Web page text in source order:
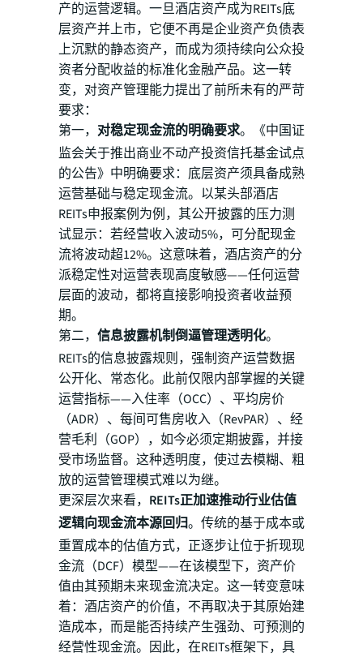
产的运营逻辑。一旦酒店资产成为REITs底
层资产并上市，它便不再是企业资产负债表
上沉默的静态资产，而成为须持续向公众投
资者分配收益的标准化金融产品。这一转
变，对资产管理能力提出了前所未有的严苛
要求：
第一， 对稳定现金流的明确要求。《中国证
监会关于推出商业不动产投资信托基金试点
的公告》中明确要求：底层资产须具备成熟
运营基础与稳定现金流。以某头部酒店
REITs申报案例为例，其公开披露的压力测
试显示：若经营收入波动5%，可分配现金
流将波动超12%。这意味着，酒店资产的分
派稳定性对运营表现高度敏感——任何运营
层面的波动，都将直接影响投资者收益预
期。
第二， 信息披露机制倒逼管理透明化。
REITs的信息披露规则，强制资产运营数据
公开化、常态化。此前仅限内部掌握的关键
运营指标——入住率（OCC）、平均房价
（ADR）、每间可售房收入（RevPAR）、经
营毛利（GOP），如今必须定期披露，并接
受市场监督。这种透明度，使过去模糊、粗
放的运营管理模式难以为继。
更深层次来看， REITs正加速推动行业估值
逻辑向现金流本源回归。传统的基于成本或
重置成本的估值方式，正逐步让位于折现现
金流（DCF）模型——在该模型下，资产价
值由其预期未来现金流决定。这一转变意味
着：酒店资产的价值，不再取决于其原始建
造成本，而是能否持续产生强劲、可预测的
经营性现金流。因此，在REITs框架下，具